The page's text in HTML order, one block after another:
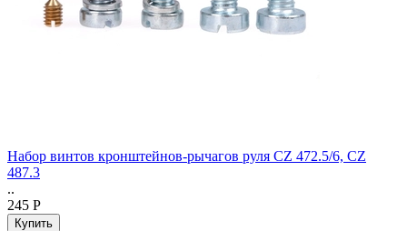
Набор винтов кронштейнов-рычагов руля CZ 472.5/6, CZ
487.3
..
245 Р